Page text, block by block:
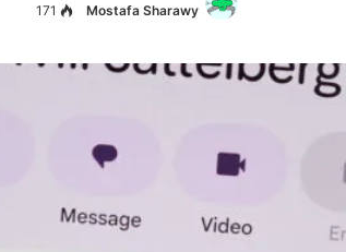
Mostafa Sharawy
171